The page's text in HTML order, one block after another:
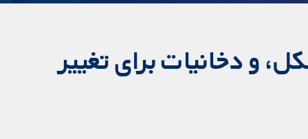
و دخانیات برای تغییر